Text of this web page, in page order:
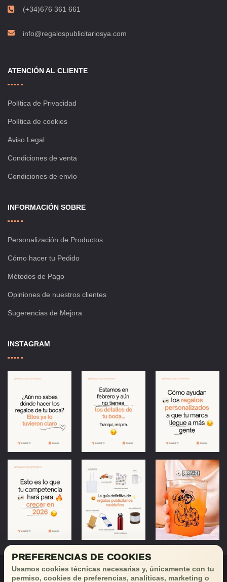
(+34)676 361 661
info@regalospublicitariosya.com
ATENCIÓN AL CLIENTE
Política de Privacidad
Política de cookies
Aviso Legal
Condiciones de venta
Condiciones de envío
INFORMACIÓN SOBRE
Personalización de Productos
Cómo hacer tu Pedido
Métodos de Pago
Opiniones de nuestros clientes
Sugerencias de Mejora
INSTAGRAM
PREFERENCIAS DE COOKIES
Usamos cookies técnicas necesarias y, únicamente con tu
permiso, cookies de preferencias, analíticas, marketing o